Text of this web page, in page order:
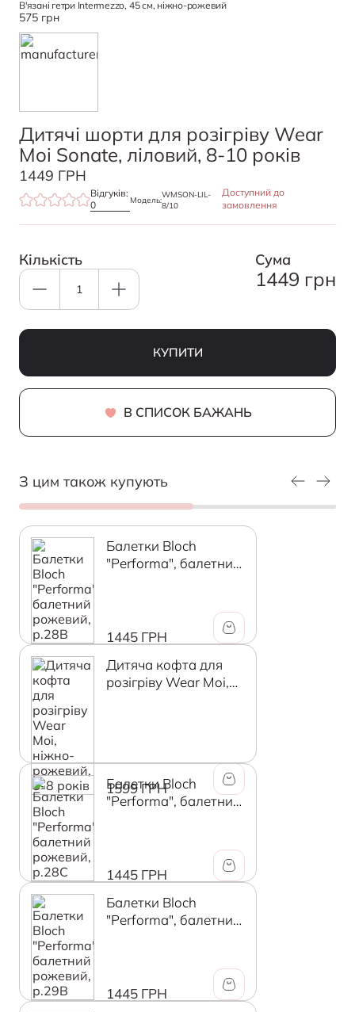
В'язані гетри Intermezzo, 45 см, ніжно-рожевий
575 грн
Дитячі шорти для розігріву Wear
Moi Sonate, ліловий, 8-10 років
1449 ГРН
Відгуків:
0
Модель:
WMSON-LIL-
8/10
Доступний до
замовлення
Кількість Cума
1449 грн
КУПИТИ
В СПИСОК БАЖАНЬ
З цим також купують
Балетки Bloch
"Performa", балетний
1445 ГРН
Дитяча кофта для
розігріву Wear Moi,
1599 ГРН
Балетки Bloch
"Performa", балетний
1445 ГРН
Балетки Bloch
"Performa", балетний
1445 ГРН